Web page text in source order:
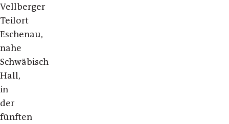
Vellberger
Teilort
Eschenau,
nahe
Schwäbisch
Hall,
in
der
fünften